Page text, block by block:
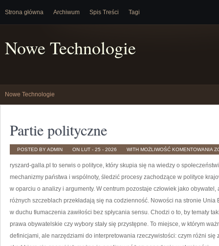
Strona główna Archiwum Spis Treści Tagi
Nowe Technologie
Nowe Technologie
Partie polityczne
POSTED BY ADMIN ON LUT - 25 - 2026 WITH MOŻLIWOŚĆ KOMENTOWANIA
ryszard-galla.pl to serwis o polityce, który skupia się na wiedzy o
mechanizmy państwa i wspólnoty, śledzić procesy zachodzące w polityce
w oparciu o analizy i argumenty. W centrum pozostaje człowiek jako
różnych szczeblach przekładają się na codzienność. Nowości na stronie Unia
w duchu tłumaczenia zawiłości bez spłycania sensu. Chodzi o to, by tematy
prawa obywatelskie czy wybory stały się przystępne. To miejsce, w którym
definicjami, ale narzędziami do interpretowania rzeczywistości: czym różni się